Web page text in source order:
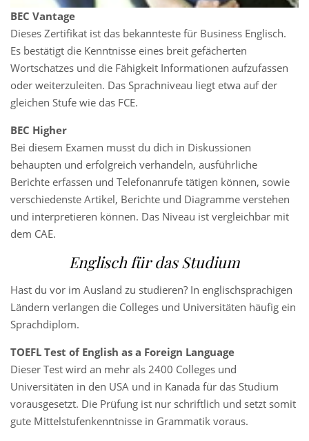
BEC Vantage
Dieses Zertifikat ist das bekannteste für Business Englisch.
Es bestätigt die Kenntnisse eines breit gefächerten
Wortschatzes und die Fähigkeit Informationen aufzufassen
oder weiterzuleiten. Das Sprachniveau liegt etwa auf der
gleichen Stufe wie das FCE.
BEC Higher
Bei diesem Examen musst du dich in Diskussionen
behaupten und erfolgreich verhandeln, ausführliche
Berichte erfassen und Telefonanrufe tätigen können, sowie
verschiedenste Artikel, Berichte und Diagramme verstehen
und interpretieren können. Das Niveau ist vergleichbar mit
dem CAE.
Englisch für das Studium
Hast du vor im Ausland zu studieren? In englischsprachigen
Ländern verlangen die Colleges und Universitäten häufig ein
Sprachdiplom.
TOEFL Test of English as a Foreign Language
Dieser Test wird an mehr als 2400 Colleges und
Universitäten in den USA und in Kanada für das Studium
vorausgesetzt. Die Prüfung ist nur schriftlich und setzt somit
gute Mittelstufenkenntnisse in Grammatik voraus.